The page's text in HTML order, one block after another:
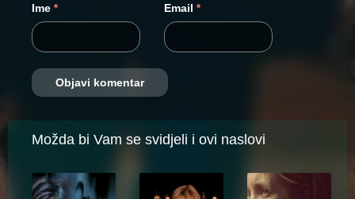
Ime * Email *
Možda bi Vam se svidjeli i ovi naslovi